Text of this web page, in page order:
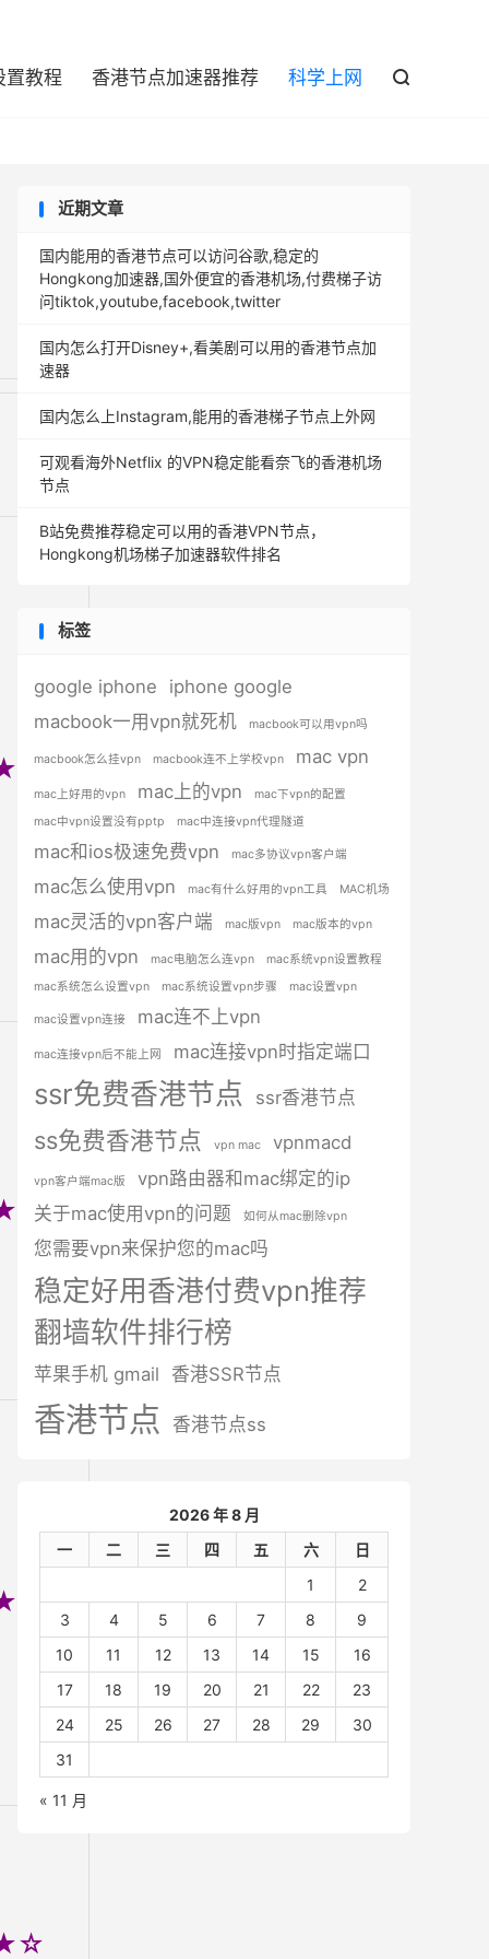
置教程 香港节点加速器推荐 科学上网 
近期文章
国内能用的香港节点可以访问谷歌,稳定的
Hongkong加速器,国外便宜的香港机场,付费梯子访
问tiktok,youtube,facebook,twitter
国内怎么打开Disney+,看美剧可以用的香港节点加
速器
国内怎么上Instagram,能用的香港梯子节点上外网
可观看海外Netflix 的VPN稳定能看奈飞的香港机场
节点
B站免费推荐稳定可以用的香港VPN节点，
Hongkong机场梯子加速器软件排名
标签
google iphone
iphone google
macbook一用vpn就死机
macbook可以用vpn吗
macbook怎么挂vpn macbook连不上学校vpn mac vpn
mac上好用的vpn mac上的vpn
mac下vpn的配置
mac中vpn设置没有pptp
mac中连接vpn代理隧道
mac和ios极速免费vpn mac多协议vpn客户端
mac怎么使用vpn mac有什么好用的vpn工具 MAC机场
mac灵活的vpn客户端 mac版vpn mac版本的vpn
mac用的vpn mac电脑怎么连vpn
mac系统vpn设置教程
mac系统怎么设置vpn
mac系统设置vpn步骤 mac设置vpn
mac设置vpn连接 mac连不上vpn
mac连接vpn后不能上网 mac连接vpn时指定端口
ssr免费香港节点 ssr香港节点
ss免费香港节点 vpn mac vpnmacd
vpn客户端mac版
vpn路由器和mac绑定的ip
关于mac使用vpn的问题
如何从mac删除vpn
您需要vpn来保护您的mac吗
稳定好用香港付费vpn推荐
翻墙软件排行榜
苹果手机 gmail 香港SSR节点
香港节点 香港节点ss
2026 年 8 月
一
二 三 四 五 六
日
1
2
3
4 5 6 7 8
9
10
11 12 13 14 15
16
17
18 19 20 21 22
23
24
25 26 27 28 29
30
31
« 11 月